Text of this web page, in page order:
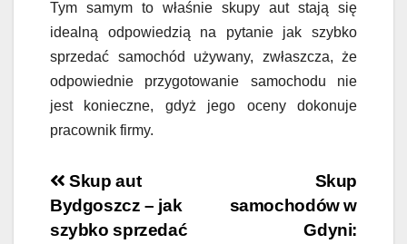
Tym samym to właśnie skupy aut stają się
idealną odpowiedzią na pytanie jak szybko
sprzedać samochód używany, zwłaszcza, że
odpowiednie przygotowanie samochodu nie
jest konieczne, gdyż jego oceny dokonuje
pracownik firmy.
Nawigacja
wpisu
Skup
samochodów w
Gdyni:
Skup aut
Bydgoszcz – jak
szybko sprzedać